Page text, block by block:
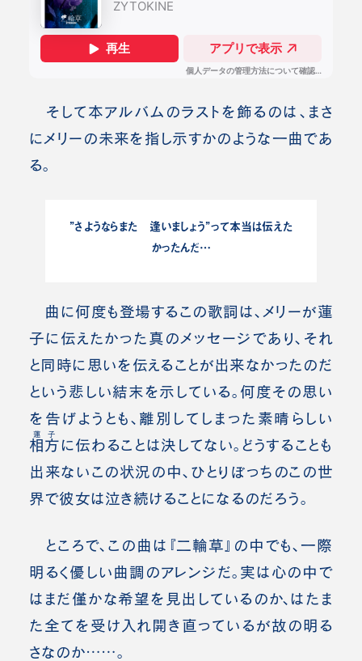
そして本アルバムのラストを飾るのは、まさ
にメリーの未来を指し示すかのような一曲であ
る。
”さようならまた 逢いましょう”って本当は伝えた
かったんだ…
曲に何度も登場するこの歌詞は、メリーが蓮
子に伝えたかった真のメッセージであり、それ
と同時に思いを伝えることが出来なかったのだ
という悲しい結末を示している。 何度その思い
を告げようとも、離別してしまった素晴らしい
相方
蓮子
に伝わることは決してない。どうすることも
出来ないこの状況の中、ひとりぼっちのこの世
界で彼女は泣き続けることになるのだろう。
ところで、この曲は『二輪草』の中でも、一際
明るく優しい曲調のアレンジだ。実は心の中で
はまだ僅かな希望を見出しているのか、はたま
た全てを受け入れ開き直っているが故の明る
さなのか……。